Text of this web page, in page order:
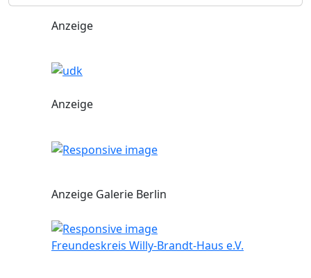
Anzeige
Anzeige
Anzeige Galerie Berlin
Freundeskreis Willy-Brandt-Haus e.V.